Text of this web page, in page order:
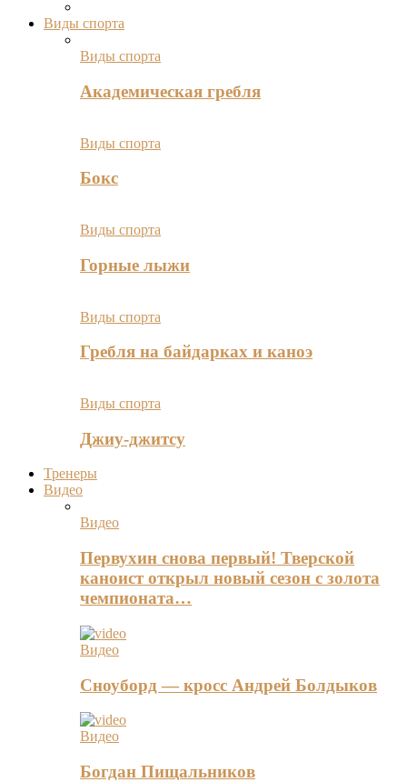
Виды спорта
Виды спорта
Академическая гребля
Виды спорта
Бокс
Виды спорта
Горные лыжи
Виды спорта
Гребля на байдарках и каноэ
Виды спорта
Джиу-джитсу
Тренеры
Видео
Видео
Первухин снова первый! Тверской
каноист открыл новый сезон с золота
чемпионата…
Видео
Сноуборд — кросс Андрей Болдыков
Видео
Богдан Пищальников